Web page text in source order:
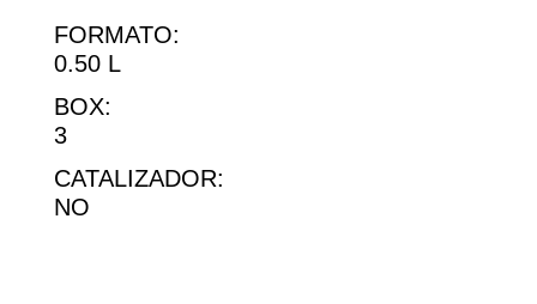
FORMATO:
0.50 L
BOX:
3
CATALIZADOR:
NO